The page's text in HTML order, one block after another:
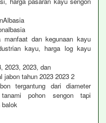
manfaat dan kegunaan kayu
kayu, harga log kayu
2023, 2023, dan
jabon tahun 2023 2023 2
tergantung dari diameter
pohon sengon tapi
balok